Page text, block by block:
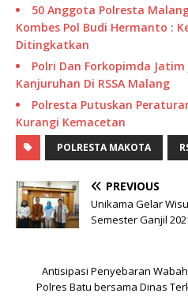
50 Anggota Polresta
Kombes Pol Budi Hermanto :
Ditingkatkan
Polri Dan Forkopimda
Kanjuruhan Di RSSA Malang
Polresta Putuskan
Kurangi Kemacetan
POLRESTA MAKOTA
PREVIOUS
Unikama Gelar
Semester Ganjil
Antisipasi Penyebaran
Polres Batu bersama Dinas